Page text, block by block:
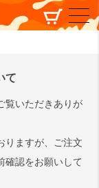
て
覧いただきありが
りますが、ご注文
確認をお願いして